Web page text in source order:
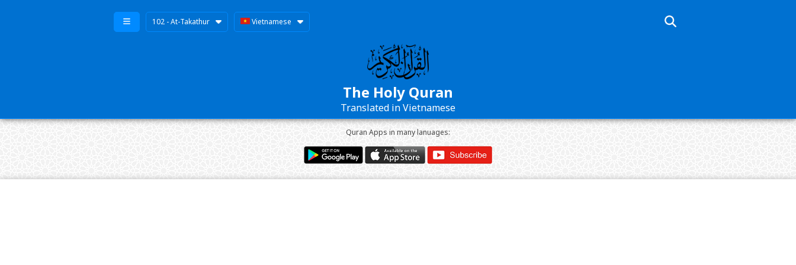
102 - At-Takathur Vietnamese
The Holy Quran
Translated in Vietnamese
Quran Apps in many lanuages: